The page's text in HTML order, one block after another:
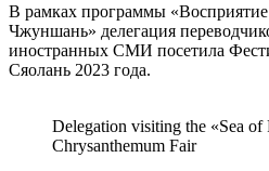
В рамках программы
Чжуншань» делегация
иностранных СМИ посетила
Сяолань 2023 года.
Delegation visiting the «Sea
Chrysanthemum Fair